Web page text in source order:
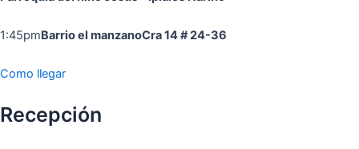
1:45pmBarrio el manzanoCra 14 # 24-36
Como llegar
Recepción